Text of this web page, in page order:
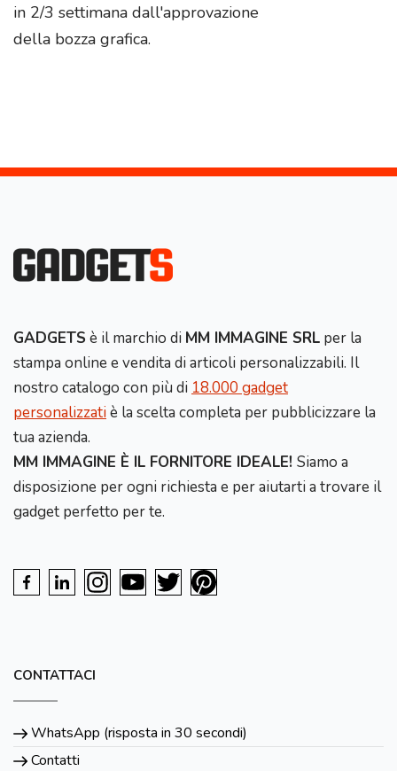
in 2/3 settimana dall'approvazione
della bozza grafica.
GADGETS è il marchio di MM IMMAGINE SRL per la
stampa online e vendita di articoli personalizzabili. Il
nostro catalogo con più di 18.000 gadget
personalizzatiè la scelta completa per pubblicizzare la
tua azienda.
MM IMMAGINE È IL FORNITORE IDEALE! Siamo a
disposizione per ogni richiesta e per aiutarti a trovare il
gadget perfetto per te.
CONTATTACI
WhatsApp (risposta in 30 secondi)
Contatti